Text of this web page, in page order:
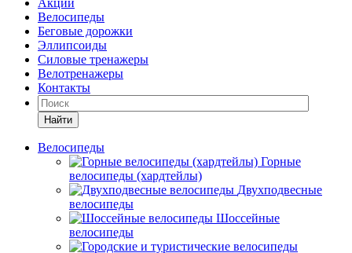
Акции
Велосипеды
Беговые дорожки
Эллипсоиды
Силовые тренажеры
Велотренажеры
Контакты
Найти
Велосипеды
Горные
велосипеды (хардтейлы)
Двухподвесные
велосипеды
Шоссейные
велосипеды